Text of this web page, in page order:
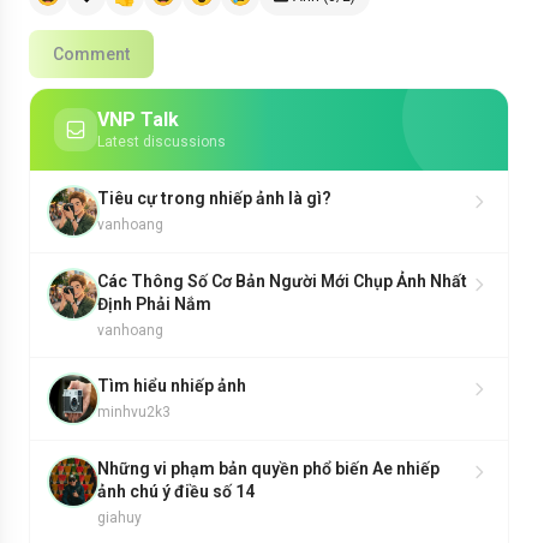
Comment
VNP Talk
Latest discussions
Tiêu cự trong nhiếp ảnh là gì?
vanhoang
Các Thông Số Cơ Bản Người Mới Chụp Ảnh Nhất
Định Phải Nắm
vanhoang
Tìm hiểu nhiếp ảnh
minhvu2k3
Những vi phạm bản quyền phổ biến Ae nhiếp
ảnh chú ý điều số 14
giahuy